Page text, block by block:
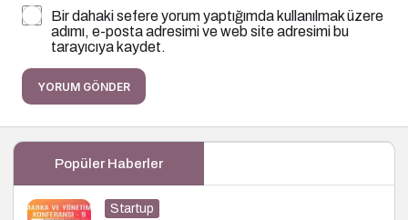
Bir dahaki sefere yorum yaptığımda kullanılmak üzere
adımı, e-posta adresimi ve web site adresimi bu
tarayıcıya kaydet.
YORUM GÖNDER
Popüler Haberler
Startup